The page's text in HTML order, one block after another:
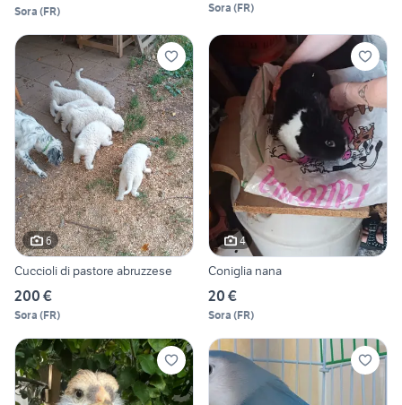
Sora (FR) Sora (FR)
6
Cuccioli di pastore abruzzese
200 €
Sora (FR)
4
Coniglia nana
20 €
Sora (FR)